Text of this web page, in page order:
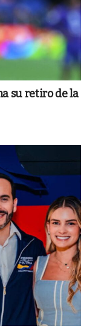
su retiro de la